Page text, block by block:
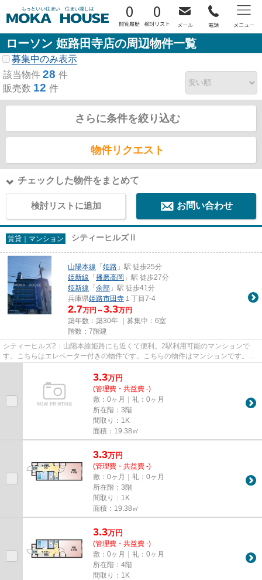
0 0
ローソン 姫路田寺店の周辺物件一覧
募集中のみ表示
該当物件 28 件
販売数 12 件
さらに条件を絞り込む
物件リクエスト
チェックした物件をまとめて
検討リストに追加 お問い合わせ
賃貸｜マンション シティーヒルズⅡ
山陽本線 「姫路 」駅 徒歩25分
姫新線 「播磨高岡 」駅 徒歩27分
姫新線 「余部 」駅 徒歩41分
兵庫県姫路市田寺 １丁目7-4
2.7万円～3.3万円
築年数：築30年 ｜募集中： 6室
階数：7階建
シティーヒルズ2：山陽本線姫路にも近くて便利。2駅利用可能のマンションで
す。こちらはエレベーター付きの物件です。こちらの物件はマンションです。で
きるだけ早めに不動産情報を集...
3.3万円
(管理費・共益費 -)
敷：0ヶ月｜礼：0ヶ月
所在階：3階
間取り：1K
面積：19.38㎡
3.3万円
(管理費・共益費 -)
敷：0ヶ月｜礼：0ヶ月
所在階：3階
間取り：1K
面積：19.38㎡
3.3万円
(管理費・共益費 -)
敷：0ヶ月｜礼：0ヶ月
所在階：4階
間取り：1K